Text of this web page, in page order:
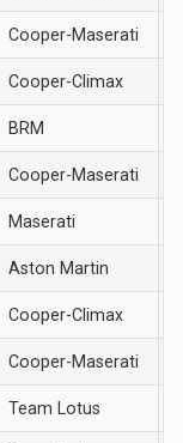
Cooper-Maserati
Cooper-Climax
BRM
Cooper-Maserati
Maserati
Aston Martin
Cooper-Climax
Cooper-Maserati
Team Lotus